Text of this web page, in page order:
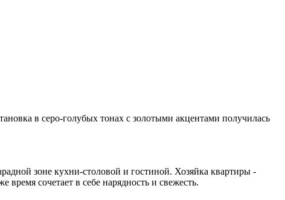
в серо-голубых тонах с золотыми акцентами получилась
зоне кухни-столовой и гостиной. Хозяйка квартиры -
сочетает в себе нарядность и свежесть.